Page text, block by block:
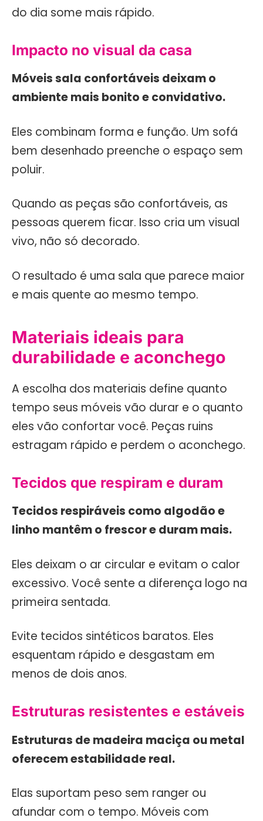
do dia some mais rápido.
Impacto no visual da casa
Móveis sala confortáveis deixam o
ambiente mais bonito e convidativo.
Eles combinam forma e função. Um sofá
bem desenhado preenche o espaço sem
poluir.
Quando as peças são confortáveis, as
pessoas querem ficar. Isso cria um visual
vivo, não só decorado.
O resultado é uma sala que parece maior
e mais quente ao mesmo tempo.
Materiais ideais para
durabilidade e aconchego
A escolha dos materiais define quanto
tempo seus móveis vão durar e o quanto
eles vão confortar você. Peças ruins
estragam rápido e perdem o aconchego.
Tecidos que respiram e duram
Tecidos respiráveis como algodão e
linho mantêm o frescor e duram mais.
Eles deixam o ar circular e evitam o calor
excessivo. Você sente a diferença logo na
primeira sentada.
Evite tecidos sintéticos baratos. Eles
esquentam rápido e desgastam em
menos de dois anos.
Estruturas resistentes e estáveis
Estruturas de madeira maciça ou metal
oferecem estabilidade real.
Elas suportam peso sem ranger ou
afundar com o tempo. Móveis com